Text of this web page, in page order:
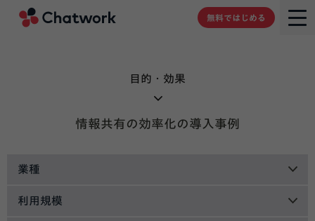
無料ではじめる
目的・効果
情報共有の効率化の導入事例
業種
利用規模